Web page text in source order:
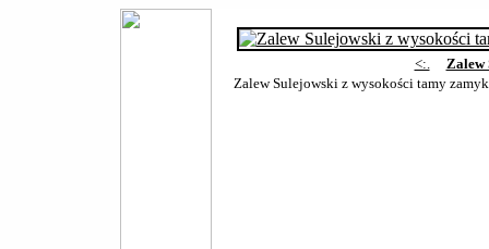
<:.
Zalew
Zalew Sulejowski z wysokości tamy